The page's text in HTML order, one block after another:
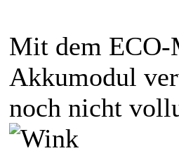
Mit dem ECO-
Akkumodul
noch nicht